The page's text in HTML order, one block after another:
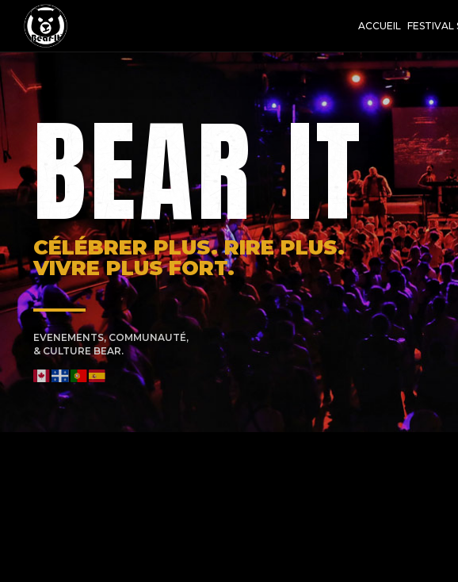
ACCUEIL FESTIVAL
BEAR IT
CÉLÉBRER PLUS. RIRE PLUS.
VIVRE PLUS FORT.
EVENEMENTS, COMMUNAUTÉ,
& CULTURE BEAR.